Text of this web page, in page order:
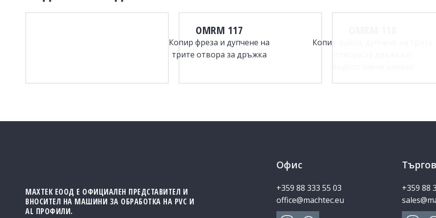
OMRM 117
Копир фреза и дупчене на
трите отвора за дръжка
Копир фреза, дупчене на трите
МАХТЕК ЕООД Е ОФИЦИАЛЕН ПРЕДСТАВИТЕЛ И
ВНОСИТЕЛ НА МАШИНИ ЗА ОБРАБОТКА НА PVC И
AL ПРОФИЛИ.
Офис
+359 88 333 55 03
office@machtec.eu
+359 88